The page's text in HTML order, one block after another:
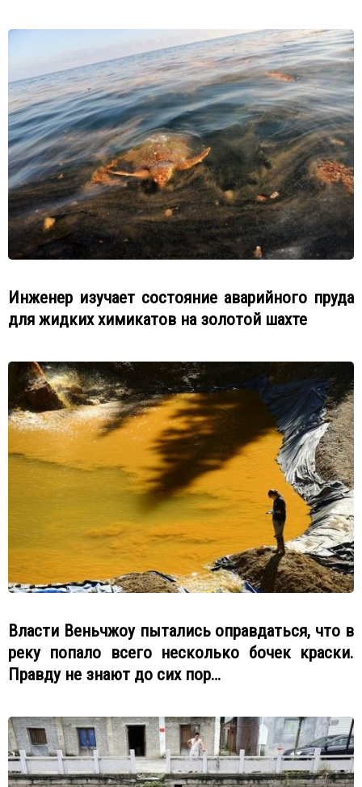
Инженер изучает состояние аварийного пруда
для жидких химикатов на золотой шахте
Власти Веньчжоу пытались оправдаться, что в
реку попало всего несколько бочек краски.
Правду не знают до сих пор…